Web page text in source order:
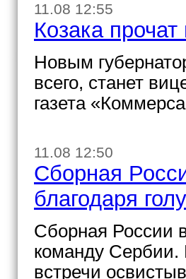
11.08 12:55
Козака
Новым
всего, станет
газета
11.08 12:50
Сборная
благодаря
Сборная России
команду Сербии.
встречи